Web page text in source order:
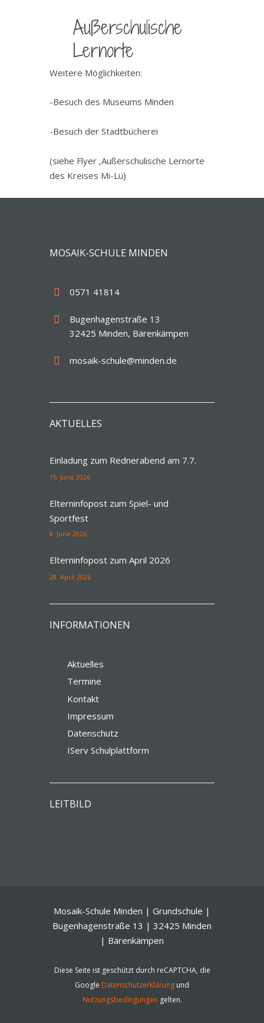
Außerschulische
Lernorte
Weitere Möglichkeiten:
-Besuch des Museums Minden
-Besuch der Stadtbücherei
(siehe Flyer ‚Außerschulische Lernorte
des Kreises Mi-Lü)
MOSAIK-SCHULE MINDEN
0571 41814
Bugenhagenstraße 13
32425 Minden, Bärenkämpen
mosaik-schule@minden.de
AKTUELLES
Einladung zum Rednerabend am 7.7.
15. June 2026
Elterninfopost zum Spiel- und
Sportfest
8. June 2026
Elterninfopost zum April 2026
28. April 2026
INFORMATIONEN
Aktuelles
Termine
Kontakt
Impressum
Datenschutz
IServ Schulplattform
LEITBILD
Mosaik-Schule Minden | Grundschule |
Bugenhagenstraße 13 | 32425 Minden
| Bärenkämpen
Diese Seite ist geschützt durch reCAPTCHA, die
Google Datenschutzerklärung und
Nutzungsbedingungen gelten.